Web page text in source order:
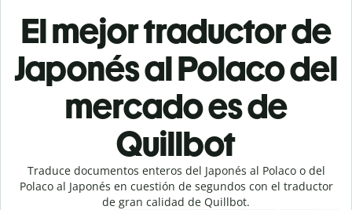
El mejor traductor de
Japonés al Polaco del
mercado es de
Quillbot
Traduce documentos enteros del Japonés al Polaco o del
Polaco al Japonés en cuestión de segundos con el traductor
de gran calidad de Quillbot.